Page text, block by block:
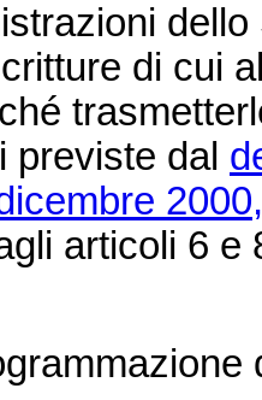
dello
di cui
previste dal
articoli 6